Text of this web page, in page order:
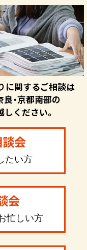
に関するご相談は
・京都南部の
ください。
会
たい方
会
忙しい方